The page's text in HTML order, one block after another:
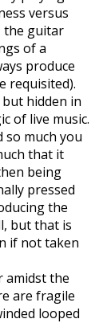
versus
the guitar
of a
produce
requisited).
hidden in
of live music.
so much you
that it
being
pressed
the
but that is
if not taken
amidst the
are fragile
looped